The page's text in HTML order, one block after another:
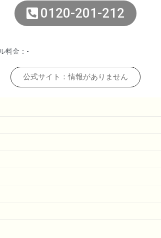
0120-201-212
料金：-
公式サイト：情報がありません